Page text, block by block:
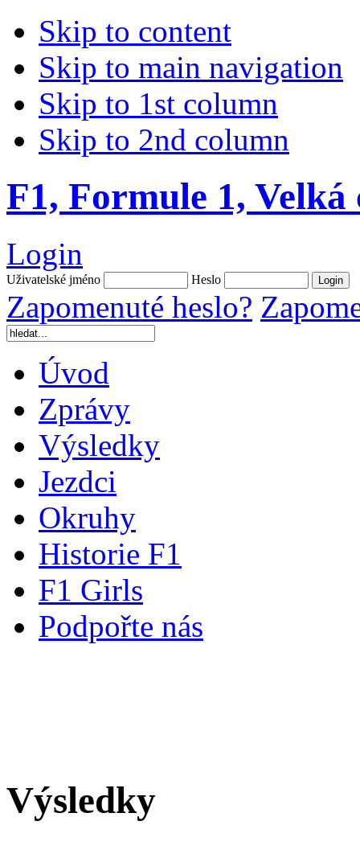
Skip to content
Skip to main navigation
Skip to 1st column
Skip to 2nd column
F1, Formule 1,
Login
Uživatelské jméno Heslo
Zapomenuté heslo?
Úvod
Zprávy
Výsledky
Jezdci
Okruhy
Historie F1
F1 Girls
Podpořte nás
Výsledky